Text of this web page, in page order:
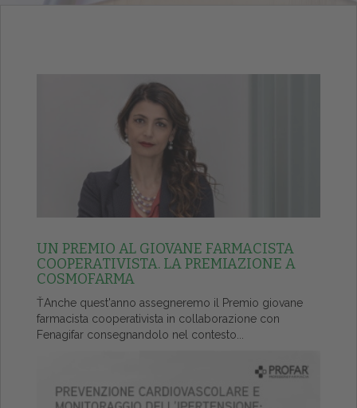
UN PREMIO AL GIOVANE FARMACISTA
COOPERATIVISTA. LA PREMIAZIONE A
COSMOFARMA
ŤAnche quest'anno assegneremo il Premio giovane
farmacista cooperativista in collaborazione con
Fenagifar consegnandolo nel contesto...